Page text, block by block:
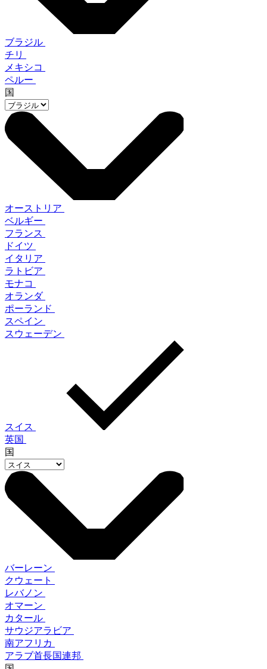
ブラジル
チリ
メキシコ
ペルー
国
オーストリア
ベルギー
フランス
ドイツ
イタリア
ラトビア
モナコ
オランダ
ポーランド
スペイン
スウェーデン
スイス
英国
国
バーレーン
クウェート
レバノン
オマーン
カタール
サウジアラビア
南アフリカ
アラブ首長国連邦